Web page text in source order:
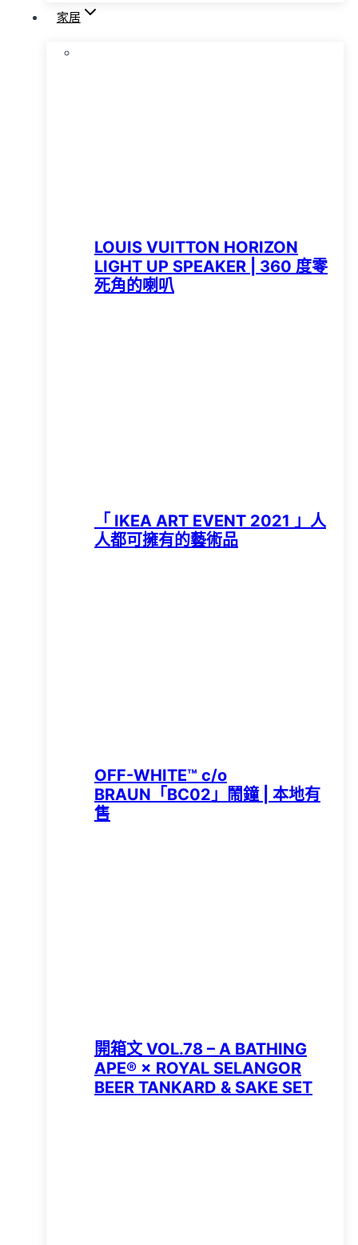
家居
LOUIS VUITTON HORIZON
LIGHT UP SPEAKER | 360 度零
死角的喇叭
「 IKEA ART EVENT 2021 」人
人都可擁有的藝術品
OFF-WHITE™ c/o
BRAUN「BC02」鬧鐘 | 本地有
售
開箱文 VOL.78 – A BATHING
APE®︎ × ROYAL SELANGOR
BEER TANKARD & SAKE SET